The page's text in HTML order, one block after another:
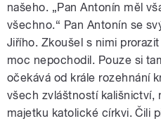
našeho. „Pan Antonín měl
všechno.“ Pan Antonín se
Jiřího. Zkoušel s nimi
moc nepochodil. Pouze si
očekává od krále rozehnání
všech zvláštností kališnictví,
majetku katolické církvi. Čili